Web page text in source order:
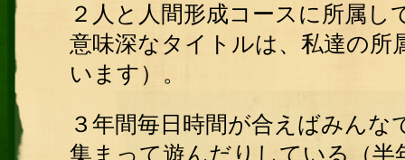
２人と人間形成コースに所属し
意味深なタイトルは、私達の
います）。
３年間毎日時間が合えばみん
集まって遊んだりしている（